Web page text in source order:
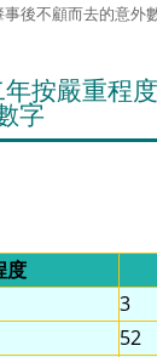
後不顧而去的意外
按嚴重程
字
度
3
52